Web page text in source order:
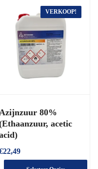
VERKOOP!
Azijnzuur 80%
acetic
22,49